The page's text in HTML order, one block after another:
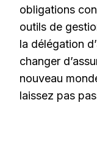
obligations
outils de
la délégation
changer
nouveau
laissez pas